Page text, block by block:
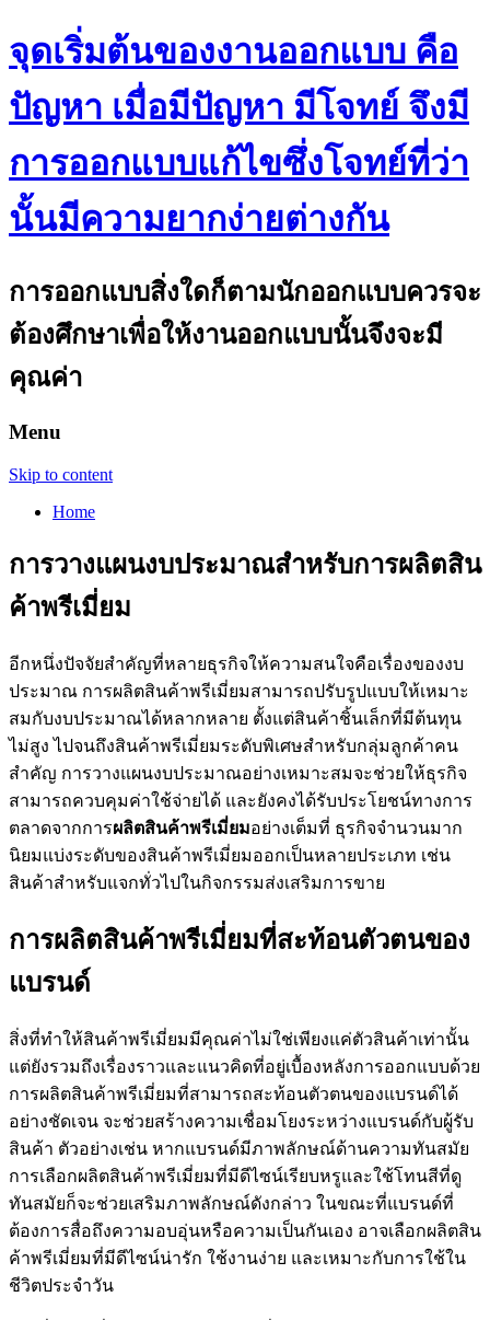
จุดเริ่มต้นของงานออกแบบ คือ
ปัญหา เมื่อมีปัญหา มีโจทย์ จึงมี
การออกแบบแก้ไขซึ่งโจทย์ที่ว่า
นั้นมีความยากง่ายต่างกัน
การออกแบบสิ่งใดก็ตามนักออกแบบควรจะ
ต้องศึกษาเพื่อให้งานออกแบบนั้นจึงจะมี
คุณค่า
Menu
Skip to content
Home
การวางแผนงบประมาณสำหรับการผลิตสิน
ค้าพรีเมี่ยม
อีกหนึ่งปัจจัยสำคัญที่หลายธุรกิจให้ความสนใจคือเรื่องของงบ
ประมาณ การผลิตสินค้าพรีเมี่ยมสามารถปรับรูปแบบให้เหมาะ
สมกับงบประมาณได้หลากหลาย ตั้งแต่สินค้าชิ้นเล็กที่มีต้นทุน
ไม่สูง ไปจนถึงสินค้าพรีเมี่ยมระดับพิเศษสำหรับกลุ่มลูกค้าคน
สำคัญ การวางแผนงบประมาณอย่างเหมาะสมจะช่วยให้ธุรกิจ
สามารถควบคุมค่าใช้จ่ายได้ และยังคงได้รับประโยชน์ทางการ
ตลาดจากการผลิตสินค้าพรีเมี่ยมอย่างเต็มที่ ธุรกิจจำนวนมาก
นิยมแบ่งระดับของสินค้าพรีเมี่ยมออกเป็นหลายประเภท เช่น
สินค้าสำหรับแจกทั่วไปในกิจกรรมส่งเสริมการขาย
การผลิตสินค้าพรีเมี่ยมที่สะท้อนตัวตนของ
แบรนด์
สิ่งที่ทำให้สินค้าพรีเมี่ยมมีคุณค่าไม่ใช่เพียงแค่ตัวสินค้าเท่านั้น
แต่ยังรวมถึงเรื่องราวและแนวคิดที่อยู่เบื้องหลังการออกแบบด้วย
การผลิตสินค้าพรีเมี่ยมที่สามารถสะท้อนตัวตนของแบรนด์ได้
อย่างชัดเจน จะช่วยสร้างความเชื่อมโยงระหว่างแบรนด์กับผู้รับ
สินค้า ตัวอย่างเช่น หากแบรนด์มีภาพลักษณ์ด้านความทันสมัย
การเลือกผลิตสินค้าพรีเมี่ยมที่มีดีไซน์เรียบหรูและใช้โทนสีที่ดู
ทันสมัยก็จะช่วยเสริมภาพลักษณ์ดังกล่าว ในขณะที่แบรนด์ที่
ต้องการสื่อถึงความอบอุ่นหรือความเป็นกันเอง อาจเลือกผลิตสิน
ค้าพรีเมี่ยมที่มีดีไซน์น่ารัก ใช้งานง่าย และเหมาะกับการใช้ใน
ชีวิตประจำวัน